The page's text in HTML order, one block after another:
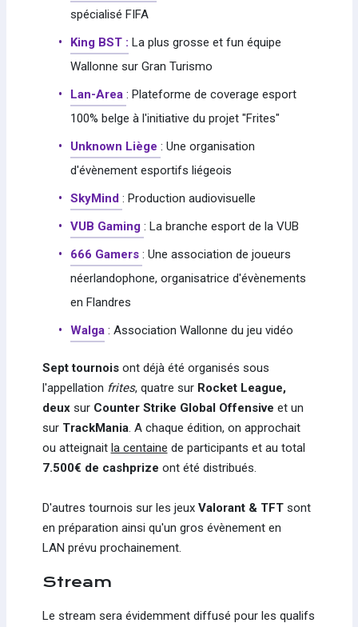
spécialisé FIFA
King BST : La plus grosse et fun équipe
Wallonne sur Gran Turismo
Lan-Area : Plateforme de coverage esport
100% belge à l'initiative du projet "Frites"
Unknown Liège : Une organisation
d'évènement esportifs liégeois
SkyMind : Production audiovisuelle
VUB Gaming : La branche esport de la VUB
666 Gamers : Une association de joueurs
néerlandophone, organisatrice d'évènements
en Flandres
Walga: Association Wallonne du jeu vidéo
Sept tournoisont déjà été organisés sous
l'appellation frites, quatre sur Rocket League,
deuxsur Counter Strike Global Offensive et un
surTrackMania. A chaque édition, on approchait
ou atteignait la centaine de participants et au total
7.500€ de cashprize ont été distribués.
D'autres tournois sur les jeux Valorant & TFTsont
en préparation ainsi qu'un gros évènement en
LAN prévu prochainement.
Stream
Le stream sera évidemment diffusé pour les qualifs